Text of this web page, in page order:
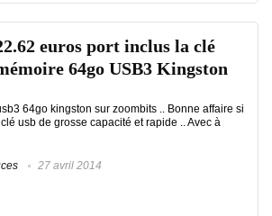
euros port inclus la clé
64go USB3 Kingston
64go kingston sur zoombits .. Bonne affaire si
usb de grosse capacité et rapide .. Avec à
27 avril 2014